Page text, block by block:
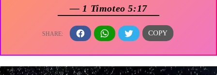
— 1 Timoteo 5:17